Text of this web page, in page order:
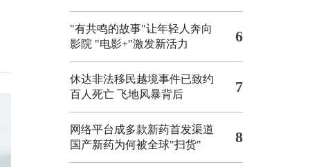
"有共鸣的故事"让年轻人奔向
影院 "电影+"激发新活力 6
休达非法移民越境事件已致约
百人死亡 飞地风暴背后 7
网络平台成多款新药首发渠道
国产新药为何被全球"扫货"
8